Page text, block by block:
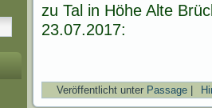
zu Tal in Höhe Alte
23.07.2017:
Veröffentlicht unter Passage